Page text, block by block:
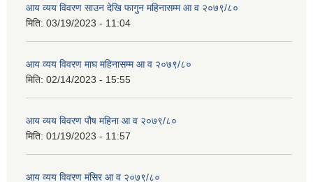
आय व्यय विवरण साउन देखि फागुन महिनासम्म आ व २०७९/८०
मिति: 03/19/2023 - 11:04
आय व्यय विवरण माघ महिनासम्म आ व २०७९/८०
मिति: 02/14/2023 - 15:55
आय व्यय विवरण पौष महिना आ व २०७९/८०
मिति: 01/19/2023 - 11:57
आय व्यय विवरण मंसिर आ व २०७९/८०